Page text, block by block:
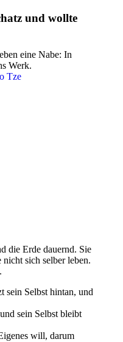
und wollte
eine Nabe: In
Werk.
die Erde dauernd. Sie
sich selber leben.
sein Selbst hintan, und
sein Selbst bleibt
will, darum